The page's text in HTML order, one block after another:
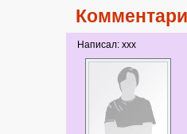
Написал: xxx